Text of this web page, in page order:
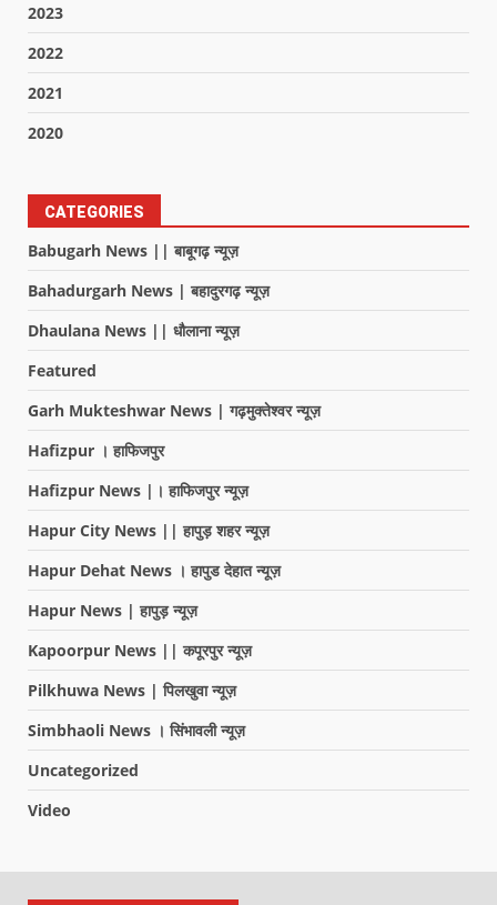
2023
2022
2021
2020
CATEGORIES
Babugarh News || बाबूगढ़ न्यूज़
Bahadurgarh News | बहादुरगढ़ न्यूज़
Dhaulana News || धौलाना न्यूज़
Featured
Garh Mukteshwar News | गढ़मुक्तेश्वर न्यूज़
Hafizpur । हाफिजपुर
Hafizpur News |। हाफिजपुर न्यूज़
Hapur City News || हापुड़ शहर न्यूज़
Hapur Dehat News । हापुड देहात न्यूज़
Hapur News | हापुड़ न्यूज़
Kapoorpur News || कपूरपुर न्यूज़
Pilkhuwa News | पिलखुवा न्यूज़
Simbhaoli News । सिंभावली न्यूज़
Uncategorized
Video